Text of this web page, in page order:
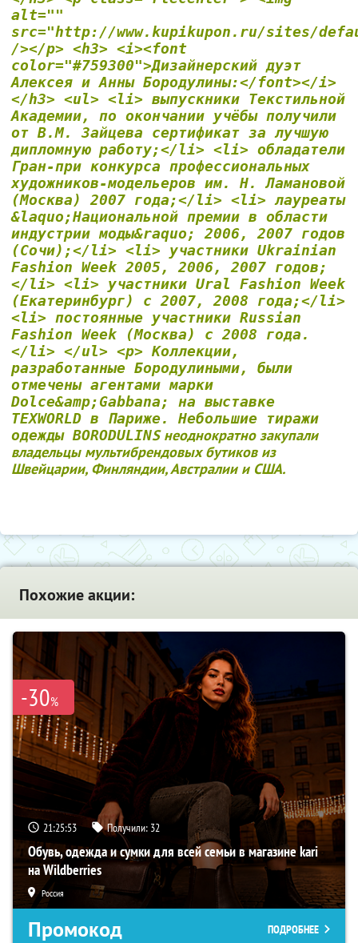
alt=""
src="http://www.kupikupon.ru/sites/
/></p> <h3> <i><font
color="#759300">Дизайнерский дуэт
Алексея и Анны Бородулины:</font></i>
</h3> <ul> <li> выпускники Текстильной
Академии, по окончании учёбы получили
от В.М. Зайцева сертификат за лучшую
дипломную работу;</li> <li> обладатели
Гран-при конкурса профессиональных
художников-модельеров им. Н. Ламановой
(Москва) 2007 года;</li> <li> лауреаты
&laquo;Национальной премии в области
индустрии моды&raquo; 2006, 2007 годов
(Сочи);</li> <li> участники Ukrainian
Fashion Week 2005, 2006, 2007 годов;
</li> <li> участники Ural Fashion Week
(Екатеринбург) с 2007, 2008 года;</li>
<li> постоянные участники Russian
Fashion Week (Москва) с 2008 года.
</li> </ul> <p> Коллекции,
разработанные Бородулиными, были
отмечены агентами марки
Dolce&amp;Gabbana; на выставке
TEXWORLD в Париже. Небольшие тиражи
одежды BORODULINS неоднократно закупали
владельцы мультибрендовых бутиков из
Швейцарии, Финляндии, Австралии и США.
Похожие акции:
-30%
21:25:51 Получили: 32
Обувь, одежда и сумки для всей семьи в магазине kari
на Wildberries
Россия
Промокод ПОДРОБНЕЕ